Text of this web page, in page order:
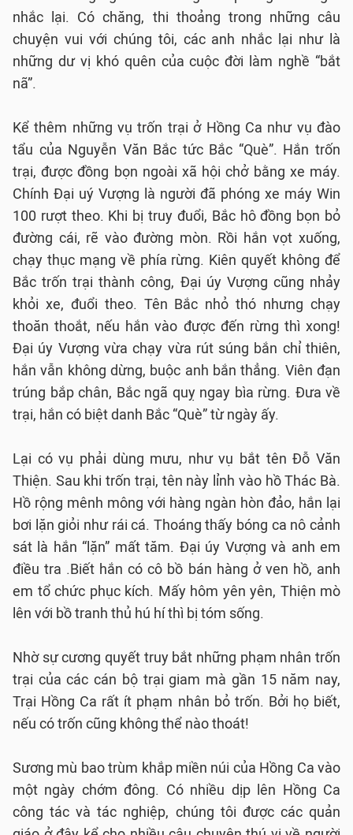
nhắc lại. Có chăng, thi thoảng trong những câu
chuyện vui với chúng tôi, các anh nhắc lại như là
những dư vị khó quên của cuộc đời làm nghề “bắt
nã”.
Kể thêm những vụ trốn trại ở Hồng Ca như vụ đào
tẩu của Nguyễn Văn Bắc tức Bắc “Què”. Hắn trốn
trại, được đồng bọn ngoài xã hội chở bằng xe máy.
Chính Đại uý Vượng là người đã phóng xe máy Win
100 rượt theo. Khi bị truy đuổi, Bắc hô đồng bọn bỏ
đường cái, rẽ vào đường mòn. Rồi hắn vọt xuống,
chạy thục mạng về phía rừng. Kiên quyết không để
Bắc trốn trại thành công, Đại úy Vượng cũng nhảy
khỏi xe, đuổi theo. Tên Bắc nhỏ thó nhưng chạy
thoăn thoắt, nếu hắn vào được đến rừng thì xong!
Đại úy Vượng vừa chạy vừa rút súng bắn chỉ thiên,
hắn vẫn không dừng, buộc anh bắn thẳng. Viên đạn
trúng bắp chân, Bắc ngã quỵ ngay bìa rừng. Đưa về
trại, hắn có biệt danh Bắc “Què” từ ngày ấy.
Lại có vụ phải dùng mưu, như vụ bắt tên Đỗ Văn
Thiện. Sau khi trốn trại, tên này lỉnh vào hồ Thác Bà.
Hồ rộng mênh mông với hàng ngàn hòn đảo, hắn lại
bơi lặn giỏi như rái cá. Thoáng thấy bóng ca nô cảnh
sát là hắn “lặn” mất tăm. Đại úy Vượng và anh em
điều tra .Biết hắn có cô bồ bán hàng ở ven hồ, anh
em tổ chức phục kích. Mấy hôm yên yên, Thiện mò
lên với bồ tranh thủ hú hí thì bị tóm sống.
Nhờ sự cương quyết truy bắt những phạm nhân trốn
trại của các cán bộ trại giam mà gần 15 năm nay,
Trại Hồng Ca rất ít phạm nhân bỏ trốn. Bởi họ biết,
nếu có trốn cũng không thể nào thoát!
Sương mù bao trùm khắp miền núi của Hồng Ca vào
một ngày chớm đông. Có nhiều dịp lên Hồng Ca
công tác và tác nghiệp, chúng tôi được các quản